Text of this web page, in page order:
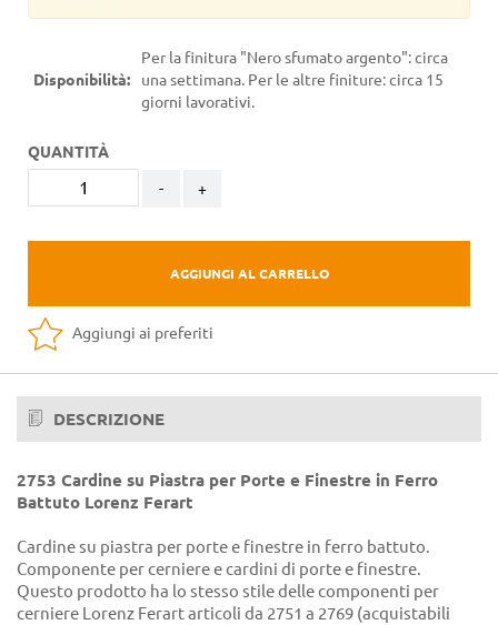
Disponibilità:
Per la finitura "Nero sfumato argento": circa
una settimana. Per le altre finiture: circa 15
giorni lavorativi.
QUANTITÀ
- +
AGGIUNGI AL CARRELLO
Aggiungi ai preferiti
DESCRIZIONE
2753 Cardine su Piastra per Porte e Finestre in Ferro
Battuto Lorenz Ferart
Cardine su piastra per porte e finestre in ferro battuto.
Componente per cerniere e cardini di porte e finestre.
Questo prodotto ha lo stesso stile delle componenti per
cerniere Lorenz Ferart articoli da 2751 a 2769 (acquistabili